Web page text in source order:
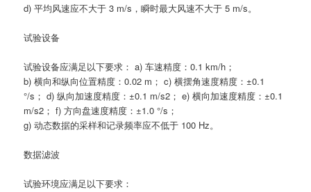
d) 平均风速应不大于 3 m/s，瞬时最大风速不大于 5 m/s。
试验设备
试验设备应满足以下要求： a) 车速精度：0.1 km/h；
b) 横向和纵向位置精度：0.02 m； c) 横摆角速度精度：±0.1
°/s； d) 纵向加速度精度：±0.1 m/s2； e) 横向加速度精度：±0.1
m/s2； f) 方向盘速度精度：±1.0 °/s；
g) 动态数据的采样和记录频率应不低于 100 Hz。
数据滤波
试验环境应满足以下要求：